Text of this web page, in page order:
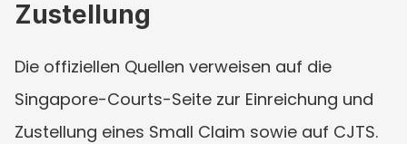
Zustellung
Die offiziellen Quellen verweisen auf die
Singapore-Courts-Seite zur Einreichung und
Zustellung eines Small Claim sowie auf CJTS.